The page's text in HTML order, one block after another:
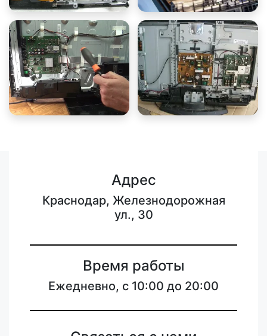
Адрес
Краснодар, Железнодорожная
ул., 30
Время работы
Ежедневно, с 10:00 до 20:00